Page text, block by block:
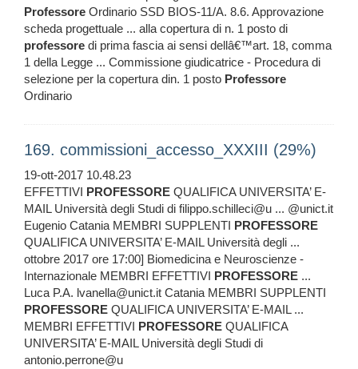
Professore Ordinario SSD BIOS-11/A. 8.6. Approvazione
scheda progettuale ... alla copertura di n. 1 posto di
professore di prima fascia ai sensi dellâ€™art. 18, comma
1 della Legge ... Commissione giudicatrice - Procedura di
selezione per la copertura din. 1 posto Professore
Ordinario
169. commissioni_accesso_XXXIII (29%)
19-ott-2017 10.48.23
EFFETTIVI PROFESSORE QUALIFICA UNIVERSITA’ E-
MAIL Università degli Studi di filippo.schilleci@u ... @unict.it
Eugenio Catania MEMBRI SUPPLENTI PROFESSORE
QUALIFICA UNIVERSITA’ E-MAIL Università degli ...
ottobre 2017 ore 17:00] Biomedicina e Neuroscienze -
Internazionale MEMBRI EFFETTIVI PROFESSORE ...
Luca P.A. lvanella@unict.it Catania MEMBRI SUPPLENTI
PROFESSORE QUALIFICA UNIVERSITA’ E-MAIL ...
MEMBRI EFFETTIVI PROFESSORE QUALIFICA
UNIVERSITA’ E-MAIL Università degli Studi di
antonio.perrone@u